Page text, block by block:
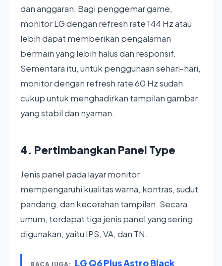
dan anggaran. Bagi penggemar game,
monitor LG dengan refresh rate 144 Hz atau
lebih dapat memberikan pengalaman
bermain yang lebih halus dan responsif.
Sementara itu, untuk penggunaan sehari-hari,
monitor dengan refresh rate 60 Hz sudah
cukup untuk menghadirkan tampilan gambar
yang stabil dan nyaman.
4. Pertimbangkan Panel Type
Jenis panel pada layar monitor
mempengaruhi kualitas warna, kontras, sudut
pandang, dan kecerahan tampilan. Secara
umum, terdapat tiga jenis panel yang sering
digunakan, yaitu IPS, VA, dan TN.
BACA JUGA: LG Q6 Plus Astro Black